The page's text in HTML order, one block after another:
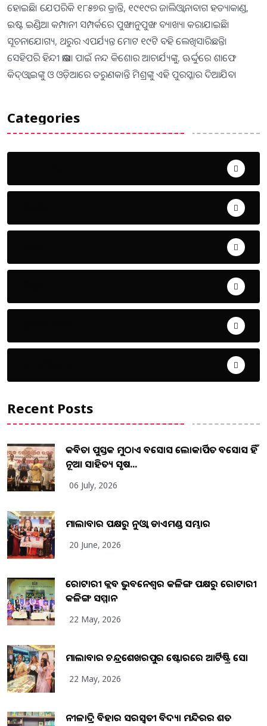
ହୋଇଛି। ଯେପରିକି ୧୮୫୭ର କ୍ରାନ୍ତି, ୧୯୧୯ର ଜାଲିଓ୍ବାନାବାଗ ହତ୍ୟାକାଣ୍ଡ,
ଇଷ୍ଟ ଇଣ୍ଡିଆ କମ୍ପାନୀ ସମ୍ପର୍କରେ ପୁଙ୍ଖାନୁପୁଙ୍ଖ ବ୍ୟାଖ୍ୟା କରାଯାଇଛି।
ସୂଚନାଯୋଗ୍ୟ, ଥରୁର ଏପର୍ଯ୍ୟନ୍ତ ମୋଟ ୧୯ଟି ବହି ଲେଖିସାରିଛନ୍ତି।
ସେହିପରି ହିନ୍ଦୀ ଭାଷା ପାଇଁ ନନ୍ଦ କିଶୋର ଆଚାର୍ଯ୍ୟଙ୍କୁ, ଊର୍ଦ୍ଦୁରେ ଶାଫେ
କିଦ୍‌ଓ୍ବାଇଙ୍କୁ ଓ ଓଡ଼ିଆରେ ତରୁଣକାନ୍ତି ମିଶ୍ରଙ୍କୁ ଏହି ପୁରସ୍କାର ଦିଆଯିବ।
Categories
Recent Posts
କବିତା ପୁସ୍ତକ ମୁଠାଏ ଅବସୋସ ଲୋକାର୍ପିତ ଅବସୋସ ହିଁ
ନୂଆ ସାହିତ୍ୟ ସୃଷ...
06 July, 2026
ମାଲାବାର ପକ୍ଷରୁ ନୁଓ୍ବା ଡାଏମଣ୍ଡ ସମ୍ଭାର
20 June, 2026
ରୋଟାରୀ କ୍ଲବ ଭୁବନେଶ୍ୱର କଳିଙ୍ଗ ପକ୍ଷରୁ ରୋଟାରୀ
କଳିଙ୍ଗ ସମ୍ମାନ
22 May, 2026
ମାଲାବାର ଚନ୍ଦ୍ରଶେଖରପୁର ଷ୍ଟୋରରେ ଆର୍ଟିଷ୍ଟ୍ରି ସୋ
22 May, 2026
ନୀଳାଦ୍ରି ବିହାର ସରସ୍ୱତୀ ବିଦ୍ୟା ମନ୍ଦିରର ଶତ